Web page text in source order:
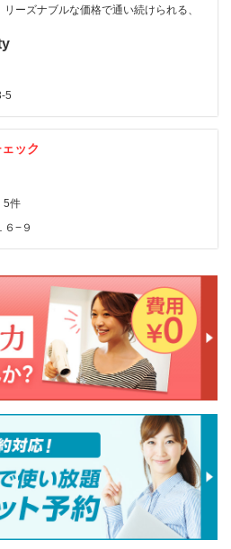
リーズナブルな価格で通い続けられる、
5
ック
5件
６−９